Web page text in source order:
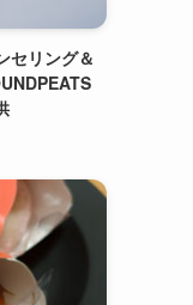
セリング＆